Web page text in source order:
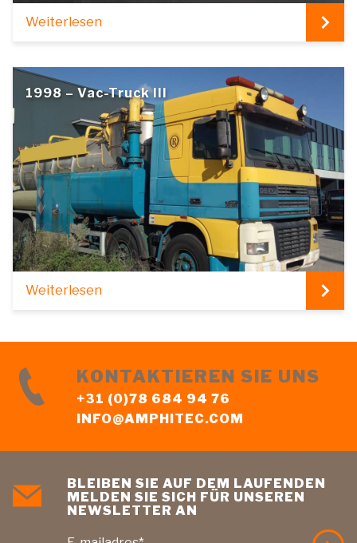
Weiterlesen
1998 – Vac-Truck III
Weiterlesen
KONTAKTIEREN SIE UNS
+31 (0)78 684 94 76
INFO@AMPHITEC.COM
BLEIBEN SIE AUF DEM LAUFENDEN
MELDEN SIE SICH FÜR UNSEREN
NEWSLETTER AN